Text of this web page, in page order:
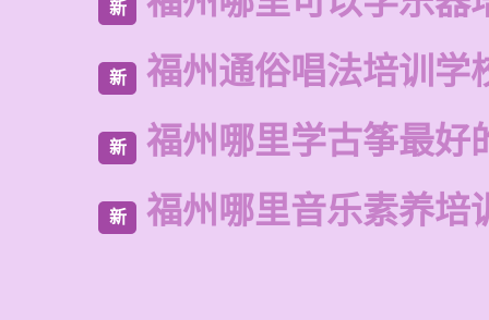
新
新 福州通俗唱法培训学
新 福州哪里学古筝最好
新 福州哪里音乐素养培